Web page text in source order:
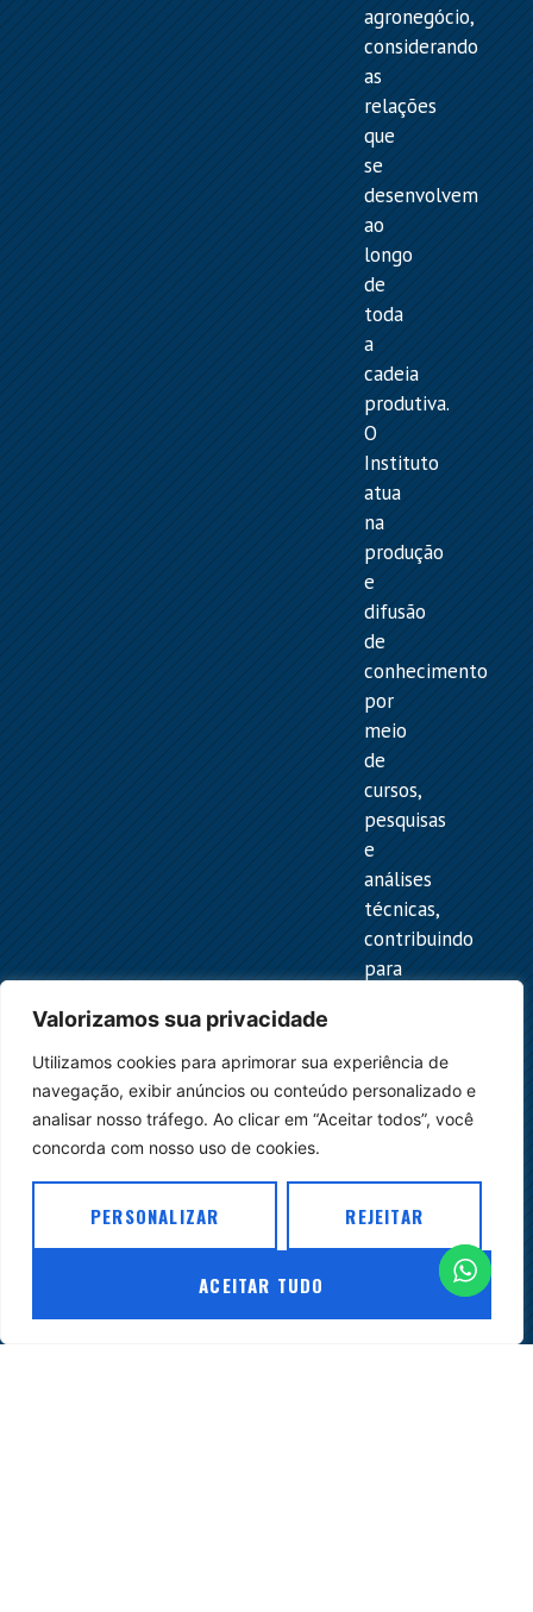
Valorizamos sua privacidade
Utilizamos cookies para aprimorar sua experiência de
navegação, exibir anúncios ou conteúdo personalizado e
analisar nosso tráfego. Ao clicar em “Aceitar todos”, você
concorda com nosso uso de cookies.
PERSONALIZAR REJEITAR
ACEITAR TUDO
agronegócio,
considerando
as
relações
que
se
desenvolvem
ao
longo
de
toda
a
cadeia
produtiva.
O
Instituto
atua
na
produção
e
difusão
de
conhecimento
por
meio
de
cursos,
pesquisas
e
análises
técnicas,
contribuindo
para
compreensão
das
normas
para
o
ambiente
jurídico